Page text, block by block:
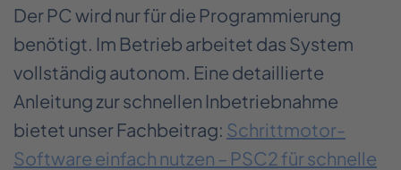
Der PC wird nur für die Programmierung
benötigt. Im Betrieb arbeitet das System
vollständig autonom. Eine detaillierte
Anleitung zur schnellen Inbetriebnahme
bietet unser Fachbeitrag: Schrittmotor-
Software einfach nutzen – PSC2 für schnelle